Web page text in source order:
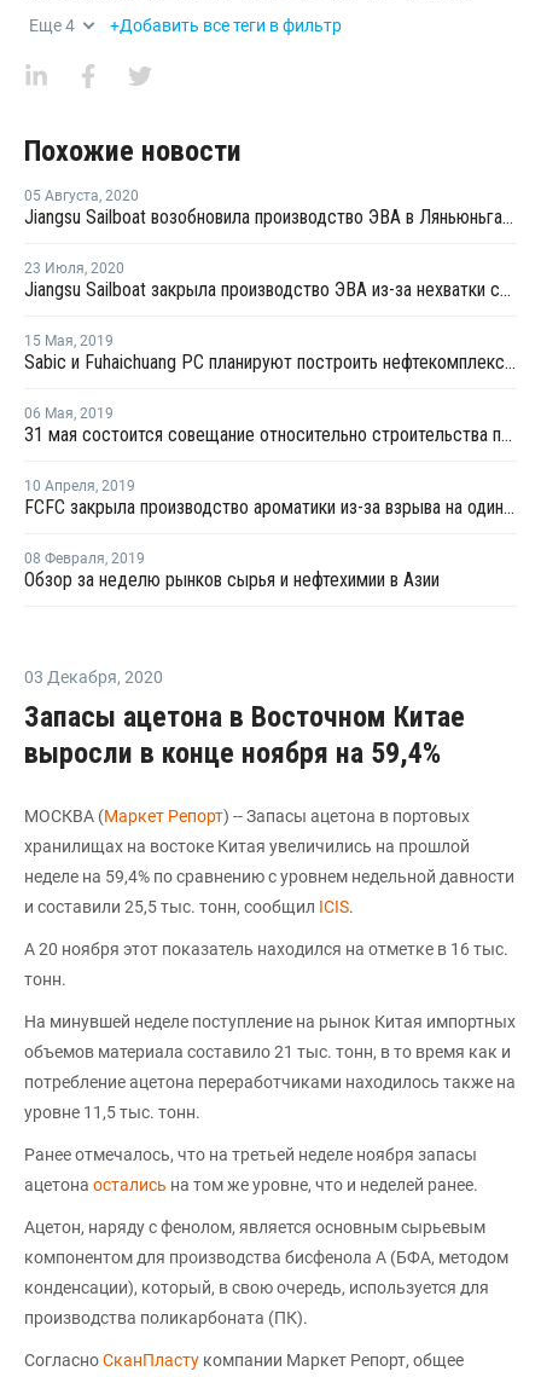
Еще4 +Добавить все теги в фильтр
Похожие новости
05 Августа, 2020
Jiangsu Sailboat возобновила производство ЭВА в Ляньюньгане
23 Июля, 2020
Jiangsu Sailboat закрыла производство ЭВА из-за нехватки сырья
15 Мая, 2019
Sabic и Fuhaichuang PC планируют построить нефтекомплекс в провинции Фуцзянь
06 Мая, 2019
31 мая состоится совещание относительно строительства производства этилена на базе ГНС
10 Апреля, 2019
FCFC закрыла производство ароматики из-за взрыва на один месяц
08 Февраля, 2019
Обзор за неделю рынков сырья и нефтехимии в Азии
03 Декабря, 2020
Запасы ацетона в Восточном Китае
выросли в конце ноября на 59,4%
МОСКВА (Маркет Репорт) -- Запасы ацетона в портовых
хранилищах на востоке Китая увеличились на прошлой
неделе на 59,4% по сравнению с уровнем недельной давности
и составили 25,5 тыс. тонн, сообщил ICIS.
А 20 ноября этот показатель находился на отметке в 16 тыс.
тонн.
На минувшей неделе поступление на рынок Китая импортных
объемов материала составило 21 тыс. тонн, в то время как и
потребление ацетона переработчиками находилось также на
уровне 11,5 тыс. тонн.
Ранее отмечалось, что на третьей неделе ноября запасы
ацетона остались на том же уровне, что и неделей ранее.
Ацетон, наряду с фенолом, является основным сырьевым
компонентом для производства бисфенола А (БФА, методом
конденсации), который, в свою очередь, используется для
производства поликарбоната (ПК).
СогласноСканПласту компании Маркет Репорт, общее